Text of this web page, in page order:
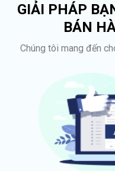
GIẢI PHÁP
BÁN
Chúng tôi mang đến